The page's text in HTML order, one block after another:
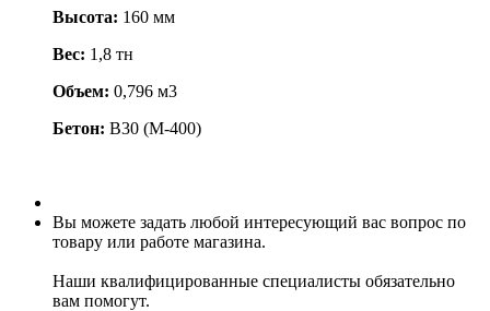
Высота: 160 мм
Вес: 1,8 тн
Объем: 0,796 м3
Бетон: В30 (М-400)
Вы можете задать любой интересующий вас вопрос по
товару или работе магазина.
Наши квалифицированные специалисты обязательно
вам помогут.